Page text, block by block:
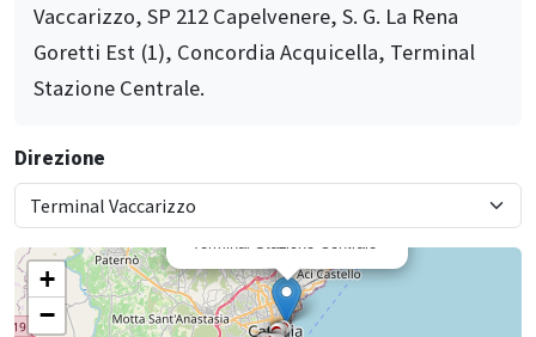
Vaccarizzo, SP 212 Capelvenere, S. G. La Rena
Goretti Est (1), Concordia Acquicella, Terminal
Stazione Centrale.
Direzione
×
+
−